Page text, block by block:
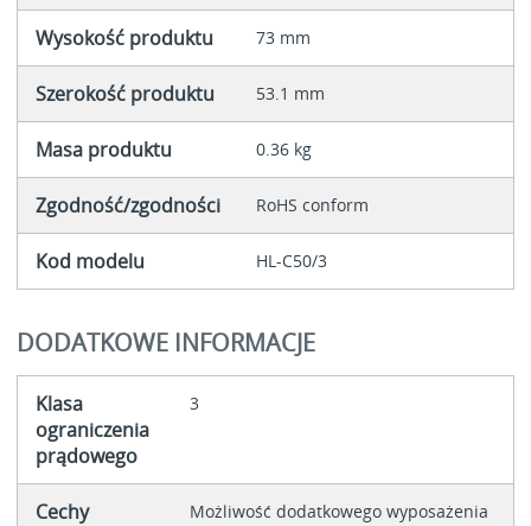
Wysokość produktu 73 mm
Szerokość produktu 53.1 mm
Masa produktu 0.36 kg
Zgodność/zgodności RoHS conform
Kod modelu HL-C50/3
DODATKOWE INFORMACJE
Klasa
ograniczenia
prądowego
3
Cechy Możliwość dodatkowego wyposażenia